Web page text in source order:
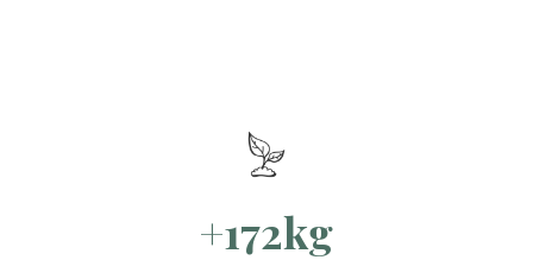
+172kg